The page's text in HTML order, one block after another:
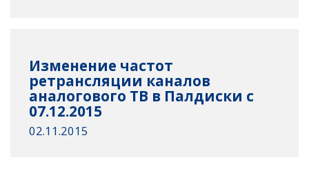
Изменение частот
ретрансляции каналов
аналогового ТВ в Палдиски с
07.12.2015
02.11.2015